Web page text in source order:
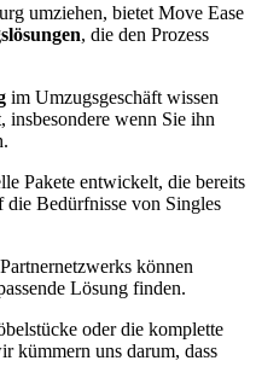
umziehen, bietet Move Ease
, die den Prozess
im Umzugsgeschäft wissen
insbesondere wenn Sie ihn
Pakete entwickelt, die bereits
die Bedürfnisse von Singles
können
Lösung finden.
oder die komplette
kümmern uns darum, dass